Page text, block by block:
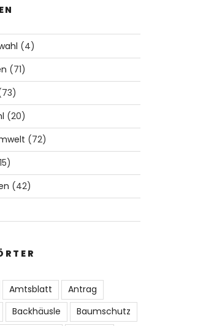
Richard Knoblauch
65 |
Diplom-Ingenieur (FH) pädagogischen
5
(4)
(71)
(20)
(72)
(42)
Amtsblatt
Antrag
Backhäusle
Baumschutz